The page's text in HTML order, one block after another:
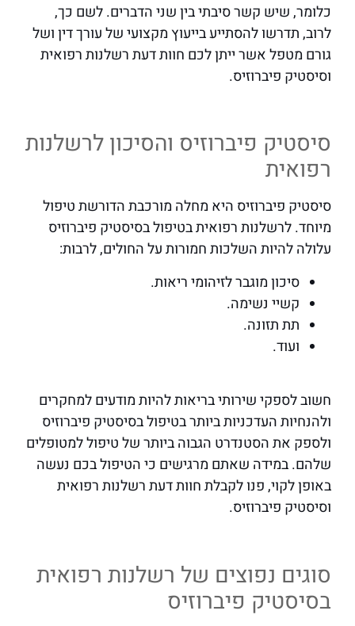
כלומר, שיש קשר סיבתי בין שני הדברים. לשם כך,
לרוב, תדרשו להסתייע בייעוץ מקצועי של עורך דין ושל
גורם מטפל אשר ייתן לכם חוות דעת רשלנות רפואית
וסיסטיק פיברוזיס.
סיסטיק פיברוזיס והסיכון לרשלנות
רפואית
סיסטיק פיברוזיס היא מחלה מורכבת הדורשת טיפול
מיוחד. לרשלנות רפואית בטיפול בסיסטיק פיברוזיס
עלולה להיות השלכות חמורות על החולים, לרבות:
סיכון מוגבר לזיהומי ריאות.
קשיי נשימה.
תת תזונה.
ועוד.
חשוב לספקי שירותי בריאות להיות מודעים למחקרים
ולהנחיות העדכניות ביותר בטיפול בסיסטיק פיברוזיס
ולספק את הסטנדרט הגבוה ביותר של טיפול למטופלים
שלהם. במידה שאתם מרגישים כי הטיפול בכם נעשה
באופן לקוי, פנו לקבלת חוות דעת רשלנות רפואית
וסיסטיק פיברוזיס.
סוגים נפוצים של רשלנות רפואית
בסיסטיק פיברוזיס